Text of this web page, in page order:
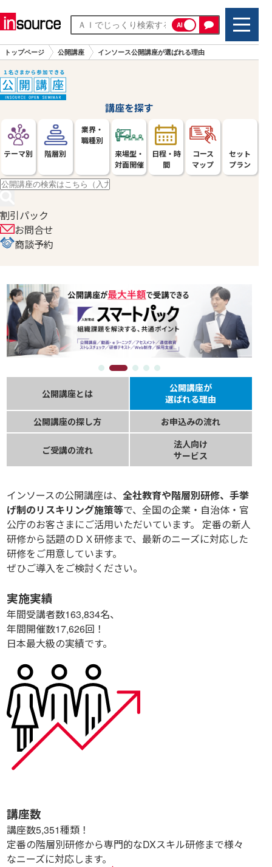
AI
トップページ 公開講座 インソース公開講座が選ばれる理由
講座を探す
テーマ別 階層別
業界・
職種別
来場型・
対面開催
日程・時
間
コース
マップ
セット
プラン
割引パック
お問合せ
商談予約
公開講座とは
公開講座が
選ばれる理由
公開講座の探し方
お申込みの流れ
ご受講の流れ
法人向け
サービス
インソースの公開講座は、 全社教育や階層別研修、手挙
げ制のリスキリング施策等で、全国の企業・自治体・官
公庁のお客さまにご活用いただいています。 定番の新人
研修から話題のＤＸ研修まで、最新のニーズに対応した
研修をご用意しています。
ぜひご導入をご検討ください。
実施実績
年間受講者数163,834名、
年間開催数17,626回！
日本最大級の実績です。
講座数
講座数5,351種類！
定番の階層別研修から専門的なDXスキル研修まで様々
なニーズに対応します。